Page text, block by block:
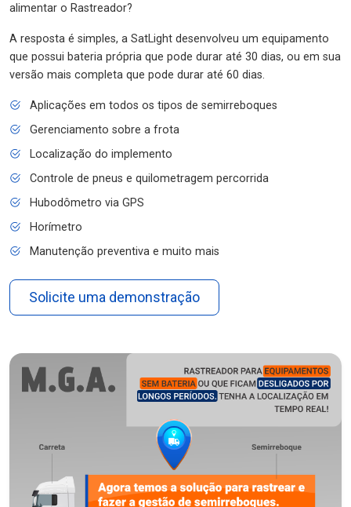
alimentar o Rastreador?
A resposta é simples, a SatLight desenvolveu um equipamento
que possui bateria própria que pode durar até 30 dias, ou em sua
versão mais completa que pode durar até 60 dias.
Aplicações em todos os tipos de semirreboques
Gerenciamento sobre a frota
Localização do implemento
Controle de pneus e quilometragem percorrida
Hubodômetro via GPS
Horímetro
Manutenção preventiva e muito mais
Solicite uma demonstração